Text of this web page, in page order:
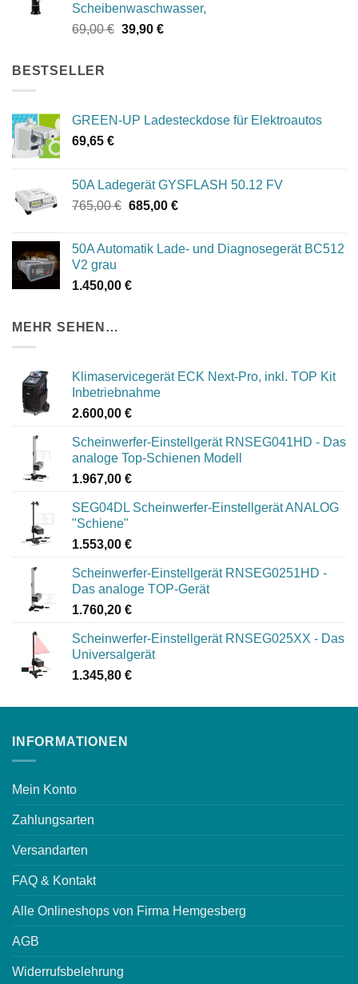
Scheibenwaschwasser,
69,00€ Ursprünglicher
39,90 €Aktueller
BESTSELLER
GREEN-UP Ladesteckdose für Elektroautos
69,65 €
50A Ladegerät GYSFLASH 50.12 FV
765,00€ Ursprünglicher
765,00 €
685,00 €Aktueller
685,00 €.
50A Automatik Lade- und Diagnosegerät BC512
V2 grau
1.450,00 €
MEHR SEHEN…
Klimaservicegerät ECK Next-Pro, inkl. TOP Kit
Inbetriebnahme
2.600,00 €
Scheinwerfer-Einstellgerät RNSEG041HD - Das
analoge Top-Schienen Modell
1.967,00 €
SEG04DL Scheinwerfer-Einstellgerät ANALOG
"Schiene"
1.553,00 €
Scheinwerfer-Einstellgerät RNSEG0251HD -
Das analoge TOP-Gerät
1.760,20 €
Scheinwerfer-Einstellgerät RNSEG025XX - Das
Universalgerät
1.345,80 €
INFORMATIONEN
Mein Konto
Zahlungsarten
Versandarten
FAQ & Kontakt
Alle Onlineshops von Firma Hemgesberg
AGB
Widerrufsbelehrung